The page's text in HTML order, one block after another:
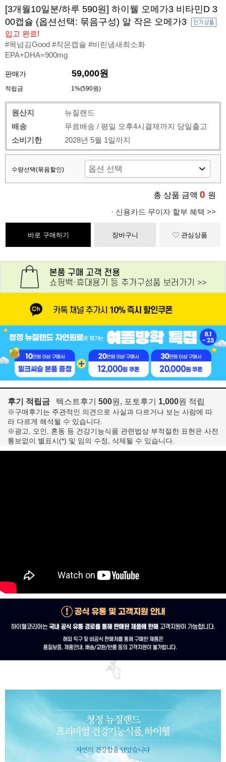
[3개월10일분/하루 590원] 하이웰 오메가3 비타민D 3
00캡슐 (옵션선택: 묶음구성) 알 작은 오메가3
입고 완료!
#목넘김Good #작은캡슐 #비린냄새최소화
EPA+DHA=900mg
판매가 59,000원
적립금 1%(590원)
원산지
뉴질랜드
배송
무료배송 / 평일 오후4시결제까지 당일출고
소비기한
2028년 5월 1일까지
수량선택(묶음할인)
총 상품 금액 0 원
· 신용카드 무이자 할부 혜택 >>
바로 구매하기 장바구니 관심상품
후기 적립금 텍스트후기 500원, 포토후기 1,000원 적립
※구매후기는 주관적인 의견으로 사실과 다르거나 보는 사람에 따
라 다르게 해석될 수 있습니다.
※광고, 오인, 혼동 등 건강기능식품 관련법상 부적절한 표현은 사전
통보없이 별표시(*) 및 임의 수정, 삭제될 수 있습니다.